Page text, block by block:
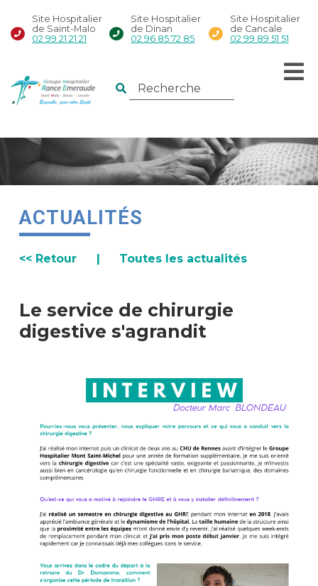
Site Hospitalier
de Saint-Malo
02 99 21 21 21
Site Hospitalier
de Dinan
02 96 85 72 85
Site Hospitalier
de Cancale
02 99 89 51 51
ACTUALITÉS
<< Retour Toutes les actualités
Le service de chirurgie
digestive s'agrandit